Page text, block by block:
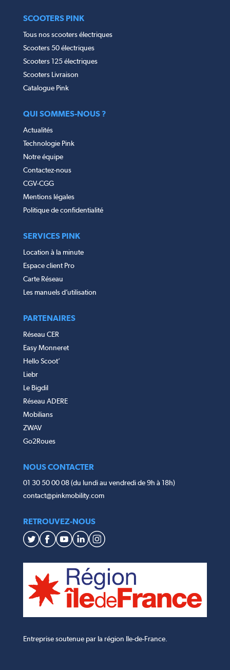
SCOOTERS PINK
Tous nos scooters électriques
Scooters 50 électriques
Scooters 125 électriques
Scooters Livraison
Catalogue Pink
QUI SOMMES-NOUS ?
Actualités
Technologie Pink
Notre équipe
Contactez-nous
CGV-CGG
Mentions légales
Politique de confidentialité
SERVICES PINK
Location à la minute
Espace client Pro
Carte Réseau
Les manuels d’utilisation
PARTENAIRES
Réseau CER
Easy Monneret
Hello Scoot’
Liebr
Le Bigdil
Réseau ADERE
Mobilians
ZWAV
Go2Roues
NOUS CONTACTER
01 30 50 00 08 (du lundi au vendredi de 9h à 18h)
contact@pinkmobility.com
RETROUVEZ-NOUS
Entreprise soutenue par la région Ile-de-France.